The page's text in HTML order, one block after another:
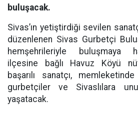
buluşacak.
Sivas’ın yetiştirdiği sevilen
düzenlenen Sivas Gurbetçi
hemşehrileriyle buluşmaya
ilçesine bağlı Havuz Köyü
başarılı sanatçı,
gurbetçiler ve Sivaslılara
yaşatacak.